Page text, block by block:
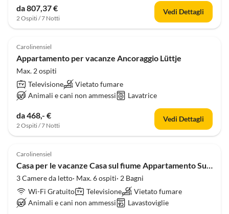
da 807,37 €
2 Ospiti / 7 Notti
Vedi Dettagli
Carolinensiel
Appartamento per vacanze Ancoraggio Lüttje
Max. 2 ospiti
Televisione
Vietato fumare
Animali e cani non ammessi
Lavatrice
da 468,- €
2 Ospiti / 7 Notti
Vedi Dettagli
Carolinensiel
Casa per le vacanze Casa sul fiume Appartamento Suite
3 Camere da letto· Max. 6 ospiti· 2 Bagni
Wi-Fi Gratuito
Televisione
Vietato fumare
Animali e cani non ammessi
Lavastoviglie